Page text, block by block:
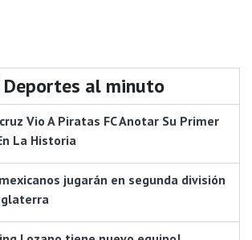
Deportes al minuto
Vio A Piratas FC Anotar Su Primer
La Historia
jugarán en segunda división